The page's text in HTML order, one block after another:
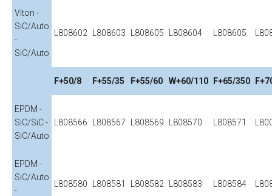
Viton -
SiC/Auto
-
SiC/Auto
L808602 L808603 L808605 L808604 L808605
F+50/8 F+55/35 F+55/60 W+60/110 F+65/350
EPDM -
SiC/SiC -
SiC/Auto
L808566 L808567 L808569 L808570 L808571
EPDM -
SiC/Auto
-
L808580 L808581 L808582 L808583 L808584